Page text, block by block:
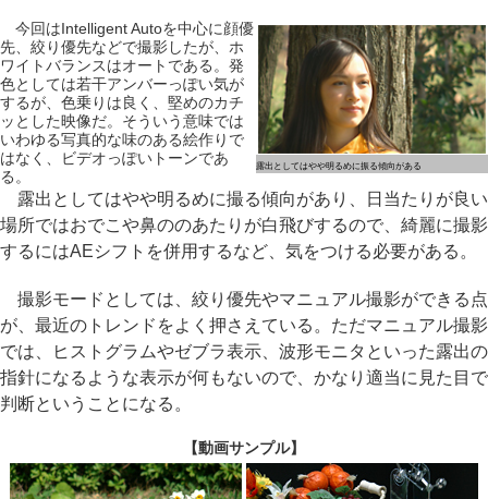
露出としてはやや明るめに振る傾向がある
今回はIntelligent Autoを中心に顔優
先、絞り優先などで撮影したが、ホ
ワイトバランスはオートである。発
色としては若干アンバーっぽい気が
するが、色乗りは良く、堅めのカチ
ッとした映像だ。そういう意味では
いわゆる写真的な味のある絵作りで
はなく、ビデオっぽいトーンであ
る。
露出としてはやや明るめに撮る傾向があり、日当たりが良い
場所ではおでこや鼻ののあたりが白飛びするので、綺麗に撮影
するにはAEシフトを併用するなど、気をつける必要がある。
撮影モードとしては、絞り優先やマニュアル撮影ができる点
が、最近のトレンドをよく押さえている。ただマニュアル撮影
では、ヒストグラムやゼブラ表示、波形モニタといった露出の
指針になるような表示が何もないので、かなり適当に見た目で
判断ということになる。
【動画サンプル】